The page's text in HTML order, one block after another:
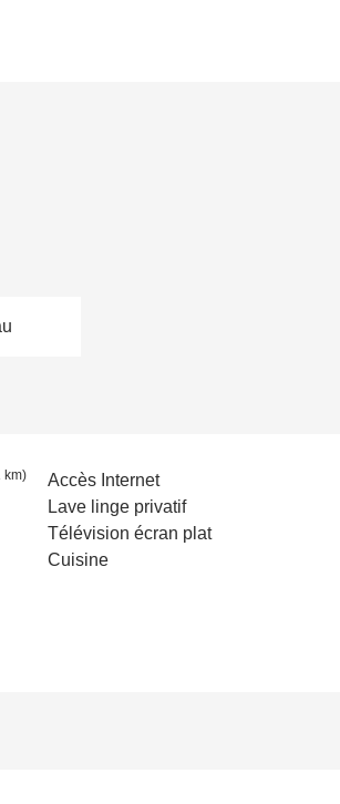
km)
Accès Internet
Lave linge privatif
Télévision écran plat
Cuisine